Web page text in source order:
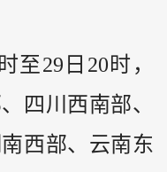
至29日20时，
四川西南部、
西部、云南东